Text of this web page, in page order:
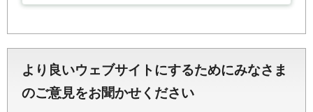
より良いウェブサイトにするためにみなさま
のご意見をお聞かせください